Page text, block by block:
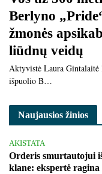
Berlyno
žmonės
liūdnų veidų
Aktyvistė Laura
išpuolio B…
Naujausios žinios
AKISTATA
Orderis smurtautojui
klane: ekspertė